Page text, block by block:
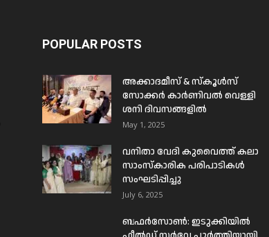
POPULAR POSTS
അക്കാദമീസ് & സ്കൂൾസ്
സോക്കർ കാർണിവൽ വെള്ളി
ശനി ദിവസങ്ങളിൽ
May 1, 2025
വനിതാ വേദി കുവൈത്ത് കലാ
സാംസ്കാരിക പരിപാടികൾ
സംഘടിപ്പിച്ചു
July 6, 2025
ബഫര്‍സോണ്‍: ഇടുക്കിയില്‍